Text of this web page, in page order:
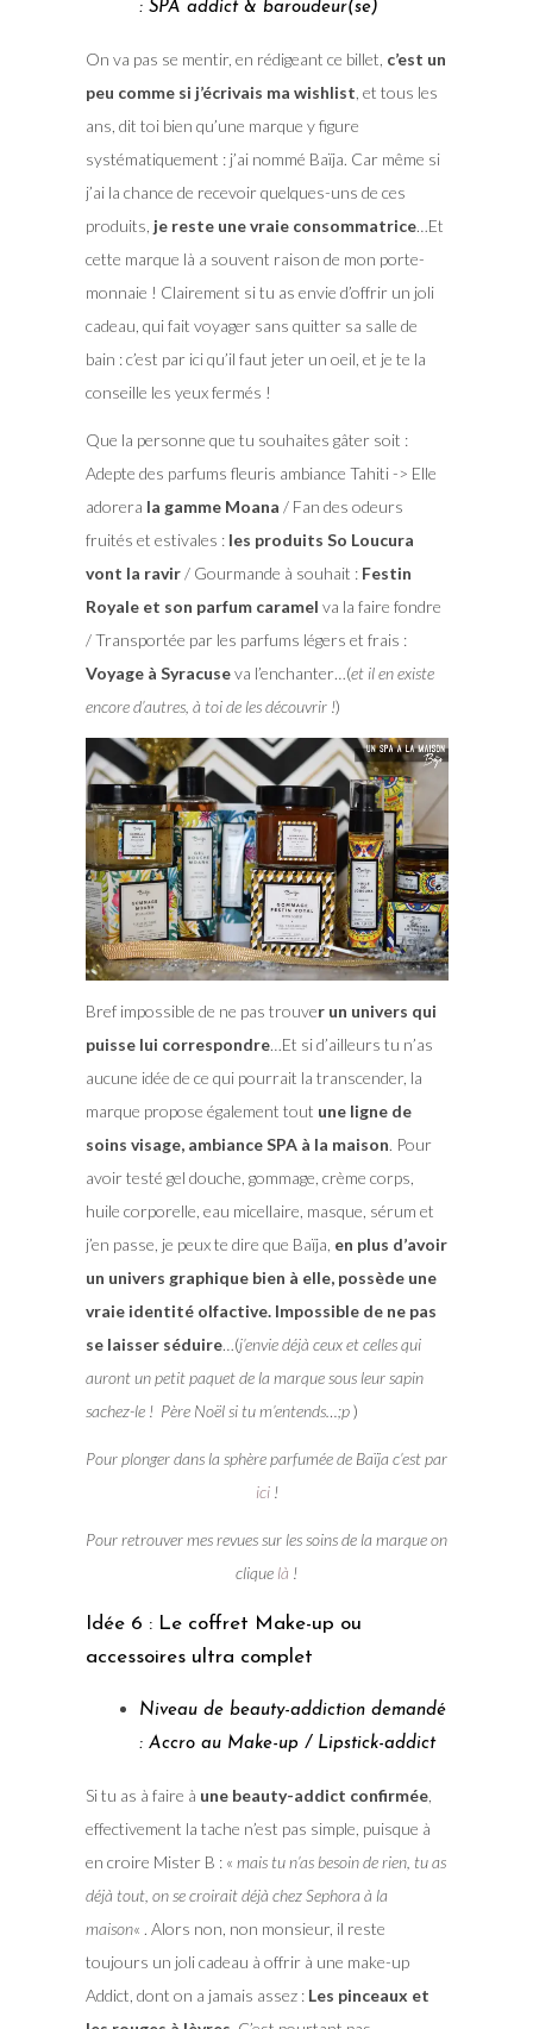
: SPA addict & baroudeur(se)
On va pas se mentir, en rédigeant ce billet, c’est un
peu comme si j’écrivais ma wishlist , et tous les
ans, dit toi bien qu’une marque y figure
systématiquement : j’ai nommé Baïja. Car même si
j’ai la chance de recevoir quelques-uns de ces
produits, je reste une vraie consommatrice…Et
cette marque là a souvent raison de mon porte-
monnaie ! Clairement si tu as envie d’offrir un joli
cadeau, qui fait voyager sans quitter sa salle de
bain : c’est par ici qu’il faut jeter un oeil, et je te la
conseille les yeux fermés !
Que la personne que tu souhaites gâter soit :
Adepte des parfums fleuris ambiance Tahiti -> Elle
adorera la gamme Moana / Fan des odeurs
fruités et estivales : les produits So Loucura
vont la ravir/ Gourmande à souhait : Festin
Royale et son parfum caramel va la faire fondre
/ Transportée par les parfums légers et frais :
Voyage à Syracuseva l’enchanter…(et il en existe
encore d’autres, à toi de les découvrir !)
Bref impossible de ne pas trouver un univers qui
puisse lui correspondre…Et si d’ailleurs tu n’as
aucune idée de ce qui pourrait la transcender, la
marque propose également tout une ligne de
soins visage, ambiance SPA à la maison. Pour
avoir testé gel douche, gommage, crème corps,
huile corporelle, eau micellaire, masque, sérum et
j’en passe, je peux te dire que Baïja, en plus d’avoir
un univers graphique bien à elle, possède une
vraie identité olfactive. Impossible de ne pas
se laisser séduire…(j’envie déjà ceux et celles qui
auront un petit paquet de la marque sous leur sapin
sachez-le ! Père Noël si tu m’entends…;p)
Pour plonger dans la sphère parfumée de Baïja c’est par
ici!
Pour retrouver mes revues sur les soins de la marque on
clique là !
Idée 6 : Le coffret Make-up ou
accessoires ultra complet
Niveau de beauty-addiction demandé
: Accro au Make-up / Lipstick-addict
Si tu as à faire à une beauty-addict confirmée,
effectivement la tache n’est pas simple, puisque à
en croire Mister B : « mais tu n’as besoin de rien, tu as
déjà tout, on se croirait déjà chez Sephora à la
maison« . Alors non, non monsieur, il reste
toujours un joli cadeau à offrir à une make-up
Addict, dont on a jamais assez : Les pinceaux et